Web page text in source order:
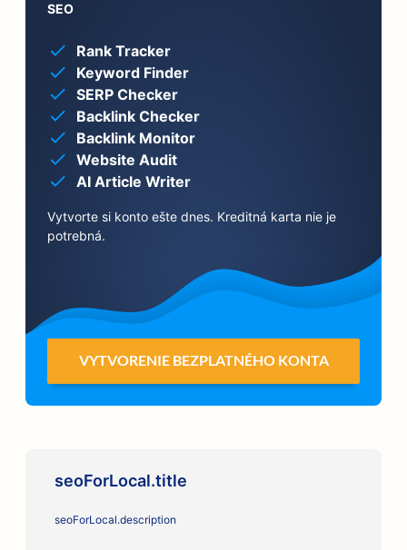
SEO
Rank Tracker
Keyword Finder
SERP Checker
Backlink Checker
Backlink Monitor
Website Audit
AI Article Writer
Vytvorte si konto ešte dnes. Kreditná karta nie je
potrebná.
VYTVORENIE BEZPLATNÉHO KONTA
seoForLocal.title
seoForLocal.description